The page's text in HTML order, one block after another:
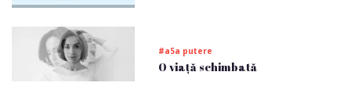
#a5a putere
O viață schimbată